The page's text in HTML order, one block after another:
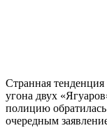
Странная
угона двух
полицию
очередным